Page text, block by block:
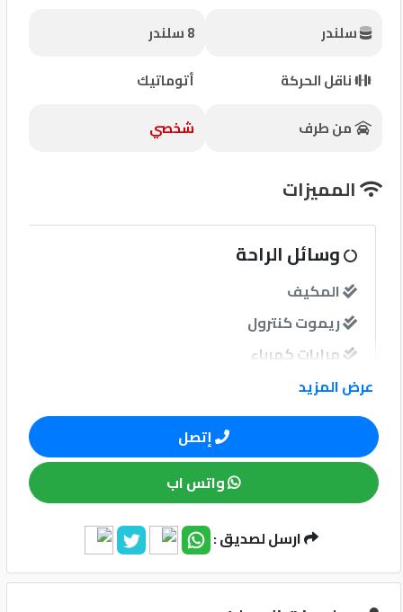
كيو
نمبر
كيو
كارز
كيو
ماركت
الدليل
القطري
2020
©
سلندر
8 سلندر
ناقل الحركة
أتوماتيك
من طرف
شخصي
المميزات
وسائل الراحة
المكيف
ريموت كنترول
مرايات كهرباء
مرايات ضم إغلاق
نوافذ
نوافذ كهربائية امامية
نظام الصوت
عرض المزيد
إتصل
واتس اب
ارسل لصديق :